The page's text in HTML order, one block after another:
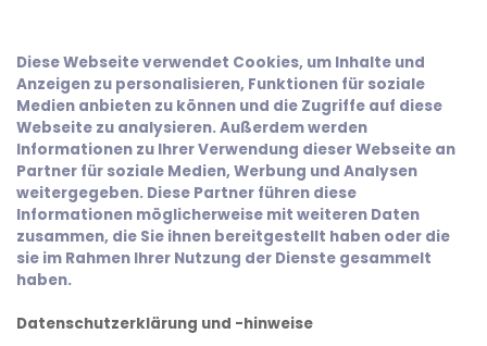
Diese Webseite verwendet Cookies, um Inhalte und
Anzeigen zu personalisieren, Funktionen für soziale
Medien anbieten zu können und die Zugriffe auf diese
Webseite zu analysieren. Außerdem werden
Informationen zu Ihrer Verwendung dieser Webseite an
Partner für soziale Medien, Werbung und Analysen
weitergegeben. Diese Partner führen diese
Informationen möglicherweise mit weiteren Daten
zusammen, die Sie ihnen bereitgestellt haben oder die
sie im Rahmen Ihrer Nutzung der Dienste gesammelt
haben.
Datenschutzerklärung und -hinweise